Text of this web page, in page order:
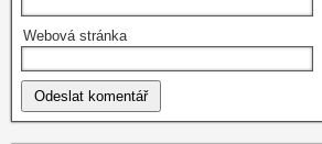
Webová stránka